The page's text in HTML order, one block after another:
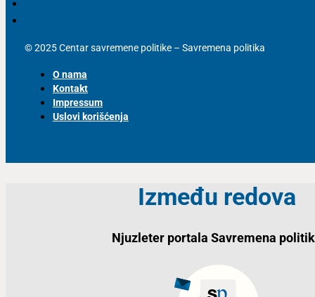
© 2025 Centar savremene politike – Savremena politika
O nama
Kontakt
Impressum
Uslovi korišćenja
Između redova
Njuzleter portala Savremena